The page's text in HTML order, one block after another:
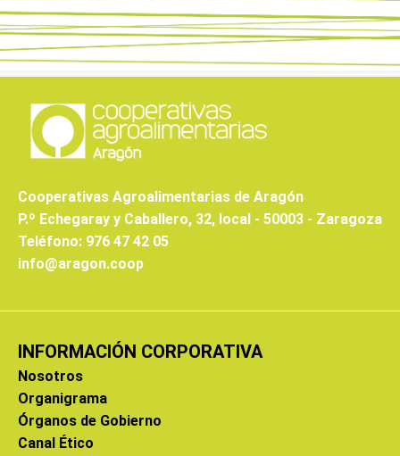
Cooperativas Agroalimentarias de Aragón
P.º Echegaray y Caballero, 32, local - 50003 - Zaragoza
Teléfono: 976 47 42 05
info@aragon.coop
INFORMACIÓN CORPORATIVA
Nosotros
Organigrama
Órganos de Gobierno
Canal Ético